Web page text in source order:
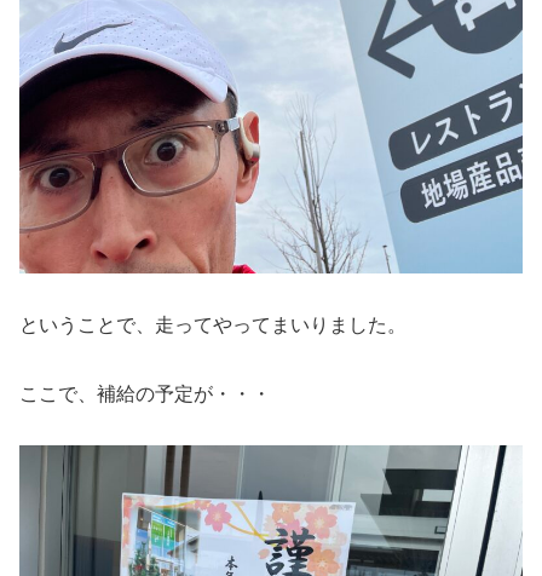
ということで、走ってやってまいりました。
ここで、補給の予定が・・・